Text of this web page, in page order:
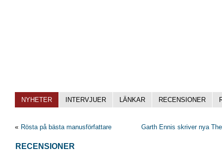
NYHETER INTERVJUER LÄNKAR RECENSIONER
« Rösta på bästa manusförfattare Garth Ennis skriver nya
RECENSIONER